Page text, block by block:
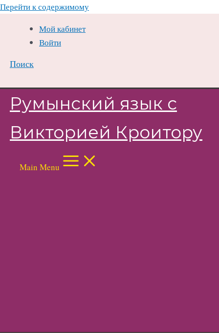
Перейти к содержимому
Мой кабинет
Войти
Поиск
Румынский язык с
Викторией Кроитору
Main Menu